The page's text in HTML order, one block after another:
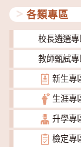
各類專區
校長遴選專
教師甄試專
新生專
生涯專
升學專
檢定專